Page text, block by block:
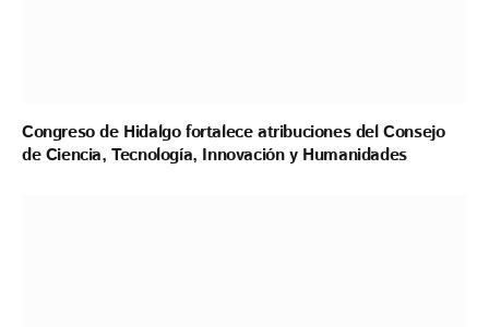
Congreso de Hidalgo fortalece atribuciones del Consejo
de Ciencia, Tecnología, Innovación y Humanidades